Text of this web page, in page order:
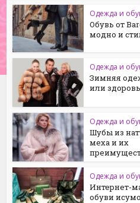
Одежда и
Обувь от
модно и
Одежда и
Зимняя
или
Одежда и
Шубы из
меха и их
Одежда и
Интернет-
обуви